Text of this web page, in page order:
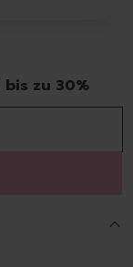
bis zu 30%